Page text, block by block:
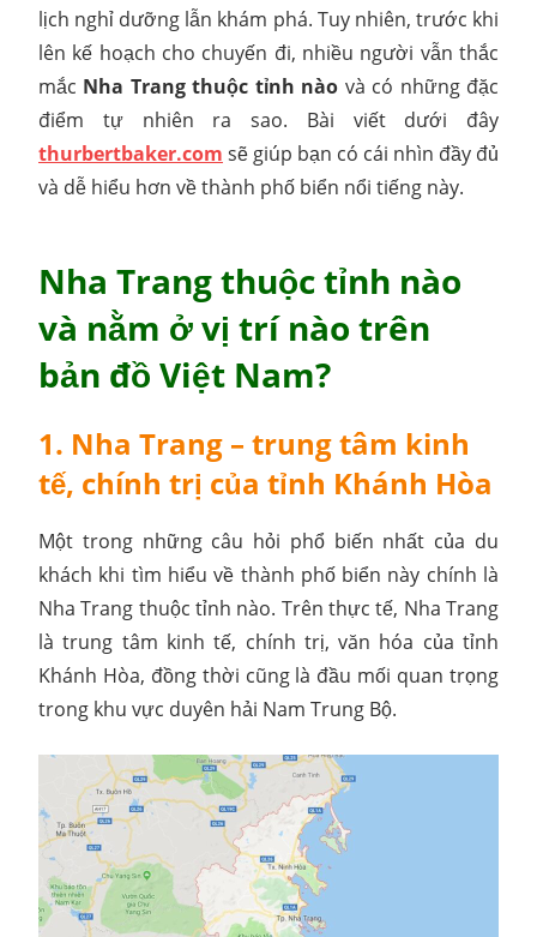
lịch nghỉ dưỡng lẫn khám phá. Tuy nhiên, trước khi
lên kế hoạch cho chuyến đi, nhiều người vẫn thắc
mắc Nha Trang thuộc tỉnh nào và có những đặc
điểm tự nhiên ra sao. Bài viết dưới đây
thurbertbaker.com sẽ giúp bạn có cái nhìn đầy đủ
và dễ hiểu hơn về thành phố biển nổi tiếng này.
Nha Trang thuộc tỉnh nào
và nằm ở vị trí nào trên
bản đồ Việt Nam?
1. Nha Trang – trung tâm kinh
tế, chính trị của tỉnh Khánh Hòa
Một trong những câu hỏi phổ biến nhất của du
khách khi tìm hiểu về thành phố biển này chính là
Nha Trang thuộc tỉnh nào. Trên thực tế, Nha Trang
là trung tâm kinh tế, chính trị, văn hóa của tỉnh
Khánh Hòa, đồng thời cũng là đầu mối quan trọng
trong khu vực duyên hải Nam Trung Bộ.